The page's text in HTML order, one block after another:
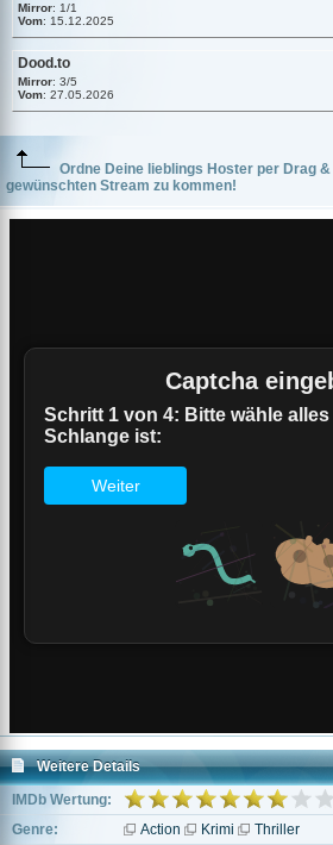
Mirror: 1/1
Vom: 15.12.2025
Dood.to
Mirror: 3/5
Vom: 27.05.2026
Ordne Deine lieblings Hoster per Drag
gewünschten Stream zu kommen!
Weitere Details
IMDb Wertung:
Genre:
Action Krimi
Thriller